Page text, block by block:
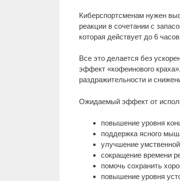
Киберспортсменам нужен
реакции в сочетании с
которая действует до 6
Все это делается без
эффект «кофеинового
раздражительности и
Ожидаемый эффект от
повышение уровня
поддержка ясного
улучшение
сокращение времени
помочь сохранить
повышение уровня